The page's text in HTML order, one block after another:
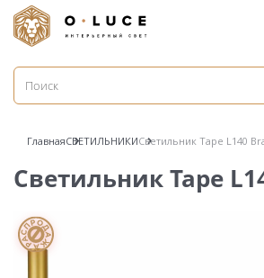
ГлавнаяСВЕТИЛЬНИКИСветильник Tape L140
Светильник Tape